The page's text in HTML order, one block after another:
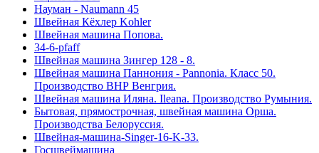
Науман - Naumann 45
Швейная Кёхлер Kohler
Швейная машина Попова.
34-6-pfaff
Швейная машина Зингер 128 - 8.
Швейная машина Паннония - Pannonia. Класс 50.
Производство ВНР Венгрия.
Швейная машина Иляна. Ileana. Производство Румыния.
Бытовая, прямострочная, швейная машина Орша.
Производства Белоруссия.
Швейная-машина-Singer-16-K-33.
Госшвеймашина